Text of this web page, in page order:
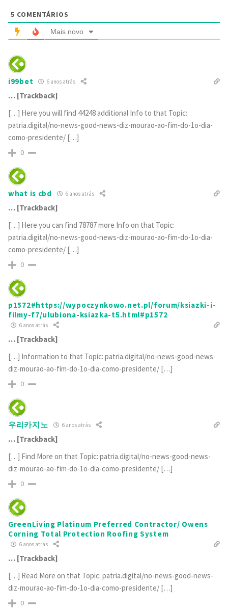
5 COMENTÁRIOS
Mais novo
i99bet 6 anos atrás
… [Trackback]
[…] Here you will find 44248 additional Info to that Topic:
patria.digital/no-news-good-news-diz-mourao-ao-fim-do-1o-dia-
como-presidente/ […]
0
what is cbd 6 anos atrás
… [Trackback]
[…] Here you can find 78787 more Info on that Topic:
patria.digital/no-news-good-news-diz-mourao-ao-fim-do-1o-dia-
como-presidente/ […]
0
p1572#https://wypoczynkowo.net.pl/forum/ksiazki-i-
filmy-f7/ulubiona-ksiazka-t5.html#p1572
6 anos atrás
… [Trackback]
[…] Information to that Topic: patria.digital/no-news-good-news-
diz-mourao-ao-fim-do-1o-dia-como-presidente/ […]
0
우리카지노 6 anos atrás
… [Trackback]
[…] Find More on that Topic: patria.digital/no-news-good-news-
diz-mourao-ao-fim-do-1o-dia-como-presidente/ […]
0
GreenLiving Platinum Preferred Contractor/ Owens
Corning Total Protection Roofing System
6 anos atrás
… [Trackback]
[…] Read More on that Topic: patria.digital/no-news-good-news-
diz-mourao-ao-fim-do-1o-dia-como-presidente/ […]
0